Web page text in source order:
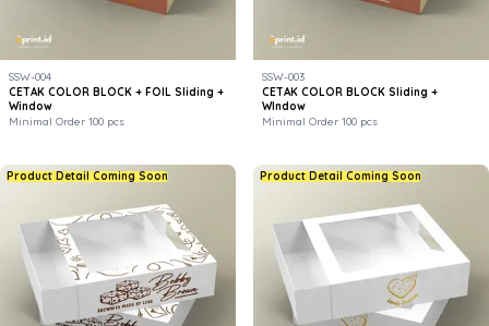
SSW-004
CETAK COLOR BLOCK + FOIL Sliding +
Window
Minimal Order 100 pcs
SSW-003
CETAK COLOR BLOCK Sliding +
WIndow
Minimal Order 100 pcs
Product Detail Coming Soon Product Detail Coming Soon